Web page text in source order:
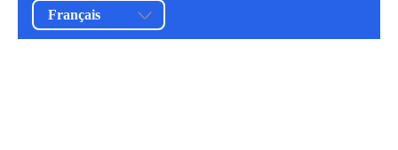
Français